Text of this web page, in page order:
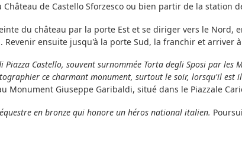
Château de Castello Sforzesco ou bien partir de la station
du château par la porte Est et se diriger vers le Nord,
ensuite jusqu'à la porte Sud, la franchir et arriver à
Castello, souvent surnommée Torta degli Sposi par les
ce charmant monument, surtout le soir, lorsqu'il est
Monument Giuseppe Garibaldi, situé dans le Piazzale
en bronze qui honore un héros national italien.